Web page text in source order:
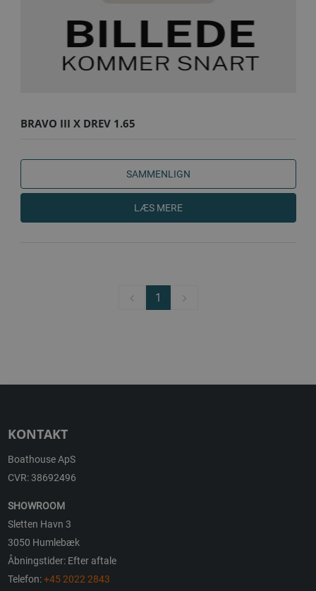
BRAVO III X DREV 1.65
SAMMENLIGN
LÆS MERE
1
KONTAKT
Boathouse ApS
CVR: 38692496
SHOWROOM
Sletten Havn 3
3050 Humlebæk
Åbningstider: Efter aftale
Telefon:+45 2022 2843